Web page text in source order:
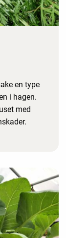
en type
i hagen.
med